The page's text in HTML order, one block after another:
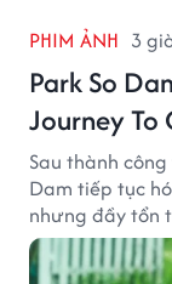
PHIM ẢNH 3
Park So
Journey To
Sau thành
Dam tiếp tục
nhưng đầy tổn
Gyeongju”.